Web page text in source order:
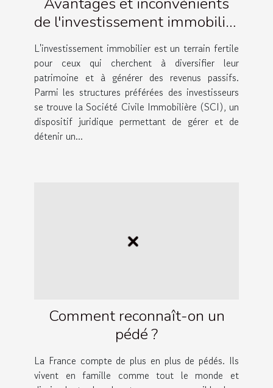
de l'investissement immobilier
via une SCI
L'investissement immobilier est un terrain fertile
pour ceux qui cherchent à diversifier leur
patrimoine et à générer des revenus passifs.
Parmi les structures préférées des investisseurs
se trouve la Société Civile Immobilière (SCI), un
dispositif juridique permettant de gérer et de
détenir un...
Comment reconnaît-on un
pédé ?
La France compte de plus en plus de pédés. Ils
vivent en famille comme tout le monde et